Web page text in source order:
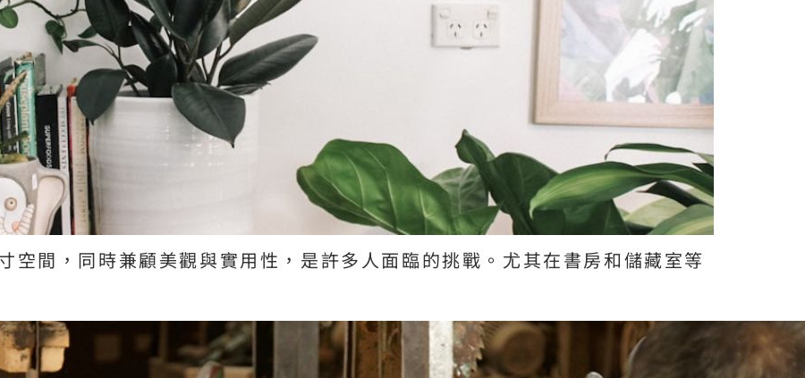
空間，同時兼顧美觀與實用性，是許多人面臨的挑戰。尤其在書房和儲藏室等